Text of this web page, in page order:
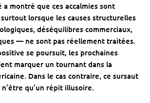
a montré que ces accalmies sont
lorsque les causes structurelles
déséquilibres commerciaux,
— ne sont pas réellement traitées.
se poursuit, les prochaines
marquer un tournant dans la
Dans le cas contraire, ce sursaut
qu’un répit illusoire.